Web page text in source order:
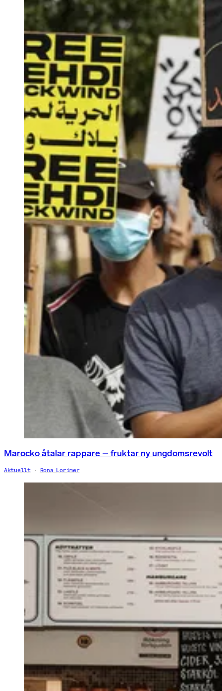
Marocko åtalar rappare – fruktar ny ungdomsrevolt
Aktuellt Rona Lorimer